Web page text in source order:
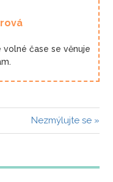
volné čase se věnuje
Další
příspěvek:
Nezmýlujte se